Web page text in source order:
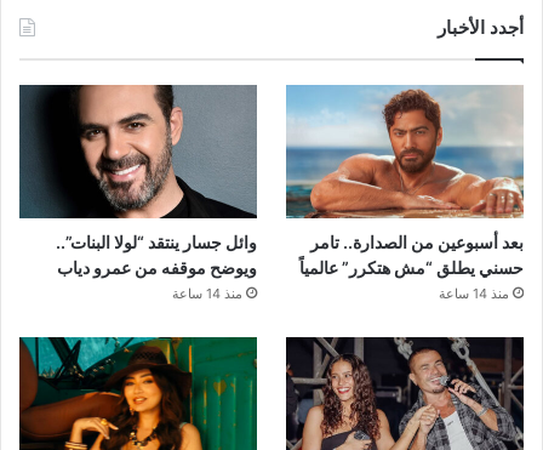
أجدد الأخبار
بعد أسبوعين من الصدارة.. تامر
حسني يطلق “مش هتكرر” عالمياً
منذ 14 ساعة
وائل جسار ينتقد “لولا البنات”..
ويوضح موقفه من عمرو دياب
منذ 14 ساعة